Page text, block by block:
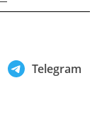
Telegram